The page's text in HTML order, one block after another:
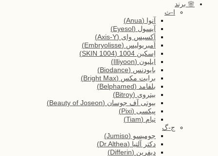
🌸 برند
ا-ث
آنوا (Anua)
آیسول (Eyesol)
اَکسیس وای (Axis-Y)
اَمبریولیس (Embryolisse)
اِسکین 1004 (SKIN 1004)
ایلیون (Illiyoon)
بایودنس (Biodance)
برایت مکس (Bright Max)
بلفامد (Belphamed)
بیتروی (Bitroy)
بیوتی آف جوسان (Beauty of Joseon)
پیکسی (Pixi)
تیام (Tiam)
ج-گ
جومیسو (Jumiso)
دکتر آلتیا (Dr.Althea)
دیفرین (Differin)